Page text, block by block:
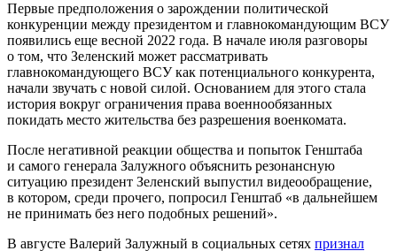
Первые предположения о зарождении политической
конкуренции между президентом и главнокомандующим ВСУ
появились еще весной 2022 года. В начале июля разговоры
о том, что Зеленский может рассматривать
главнокомандующего ВСУ как потенциального конкурента,
начали звучать с новой силой. Основанием для этого стала
история вокруг ограничения права военнообязанных
покидать место жительства без разрешения военкомата.
После негативной реакции общества и попыток Генштаба
и самого генерала Залужного объяснить резонансную
ситуацию президент Зеленский выпустил видеообращение,
в котором, среди прочего, попросил Генштаб «в дальнейшем
не принимать без него подобных решений».
В августе Валерий Залужный в социальных сетях признал